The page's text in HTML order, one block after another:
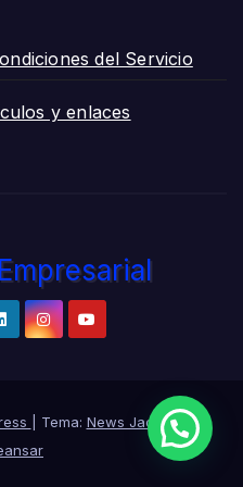
del Servicio
y enlaces
Tema: News Jackde